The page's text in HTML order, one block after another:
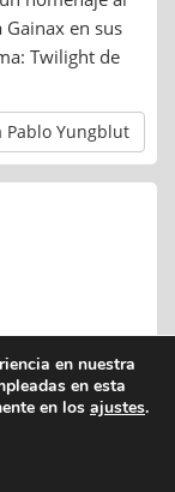
en sus
Twilight de
Pablo Yungblut
de eso, pero
en nuestra
en esta
en los ajustes.